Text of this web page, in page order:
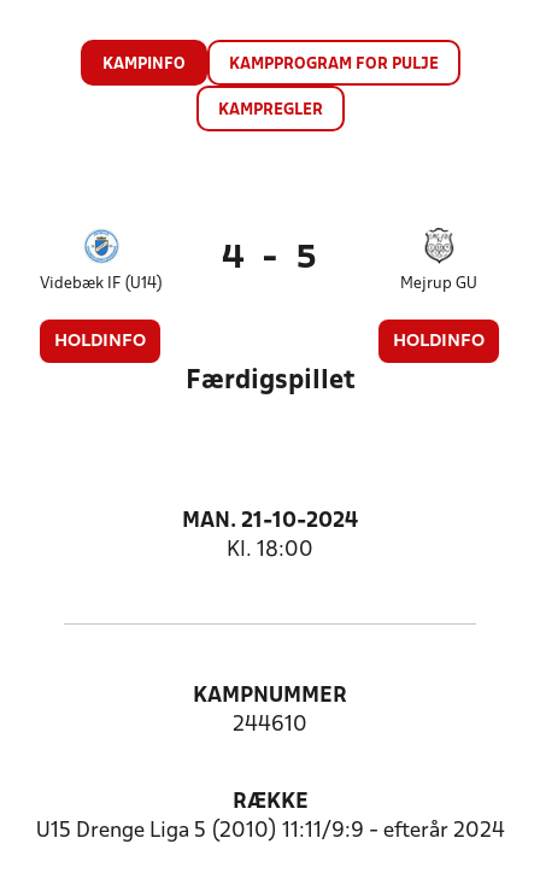
KAMPINFO KAMPPROGRAM FOR PULJE
KAMPREGLER
Videbæk IF (U14)
HOLDINFO
4 - 5
Mejrup GU
HOLDINFO
Færdigspillet
MAN. 21-10-2024
Kl. 18:00
KAMPNUMMER
244610
RÆKKE
U15 Drenge Liga 5 (2010) 11:11/9:9 - efterår 2024